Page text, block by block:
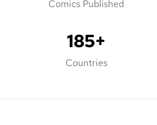
Comics Published
185+
Countries